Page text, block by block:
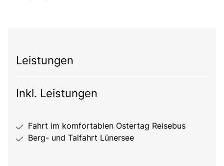
Leistungen
Inkl. Leistungen
Fahrt im komfortablen Ostertag Reisebus
Berg- und Talfahrt Lünersee